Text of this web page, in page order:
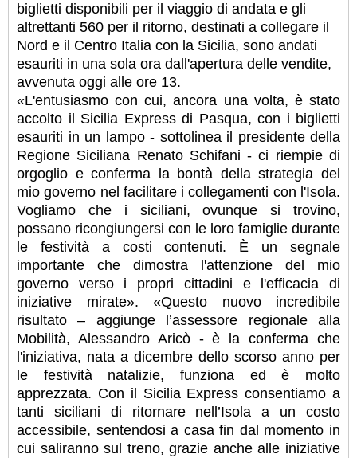
biglietti disponibili per il viaggio di andata e gli
altrettanti 560 per il ritorno, destinati a collegare il
Nord e il Centro Italia con la Sicilia, sono andati
esauriti in una sola ora dall'apertura delle vendite,
avvenuta oggi alle ore 13.
«L'entusiasmo con cui, ancora una volta, è stato
accolto il Sicilia Express di Pasqua, con i biglietti
esauriti in un lampo - sottolinea il presidente della
Regione Siciliana Renato Schifani - ci riempie di
orgoglio e conferma la bontà della strategia del
mio governo nel facilitare i collegamenti con l'Isola.
Vogliamo che i siciliani, ovunque si trovino,
possano ricongiungersi con le loro famiglie durante
le festività a costi contenuti. È un segnale
importante che dimostra l'attenzione del mio
governo verso i propri cittadini e l'efficacia di
iniziative mirate». «Questo nuovo incredibile
risultato – aggiunge l’assessore regionale alla
Mobilità, Alessandro Aricò - è la conferma che
l'iniziativa, nata a dicembre dello scorso anno per
le festività natalizie, funziona ed è molto
apprezzata. Con il Sicilia Express consentiamo a
tanti siciliani di ritornare nell’Isola a un costo
accessibile, sentendosi a casa fin dal momento in
cui saliranno sul treno, grazie anche alle iniziative